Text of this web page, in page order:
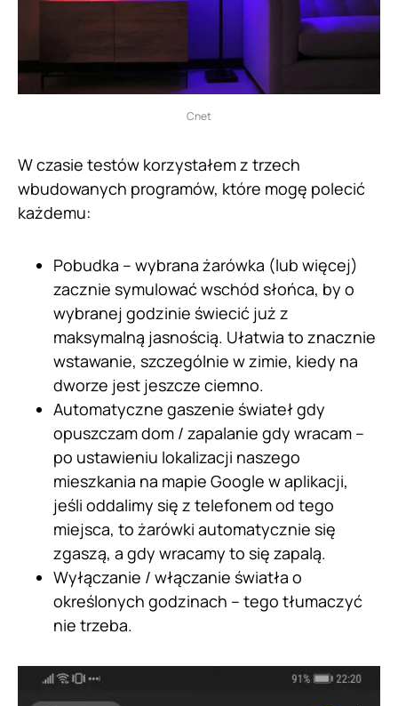
Cnet
W czasie testów korzystałem z trzech
wbudowanych programów, które mogę polecić
każdemu:
Pobudka – wybrana żarówka (lub więcej)
zacznie symulować wschód słońca, by o
wybranej godzinie świecić już z
maksymalną jasnością. Ułatwia to znacznie
wstawanie, szczególnie w zimie, kiedy na
dworze jest jeszcze ciemno.
Automatyczne gaszenie świateł gdy
opuszczam dom / zapalanie gdy wracam –
po ustawieniu lokalizacji naszego
mieszkania na mapie Google w aplikacji,
jeśli oddalimy się z telefonem od tego
miejsca, to żarówki automatycznie się
zgaszą, a gdy wracamy to się zapalą.
Wyłączanie / włączanie światła o
określonych godzinach – tego tłumaczyć
nie trzeba.